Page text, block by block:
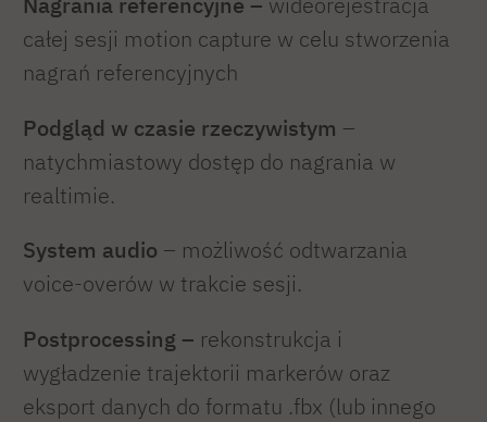
całej sesji motion capture w celu stworzenia
nagrań referencyjnych
Podgląd w czasie rzeczywistym –
natychmiastowy dostęp do nagrania w
realtimie.
System audio – możliwość odtwarzania
voice-overów w trakcie sesji.
Postprocessing – rekonstrukcja i
wygładzenie trajektorii markerów oraz
eksport danych do formatu .fbx (lub innego